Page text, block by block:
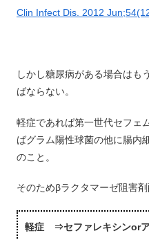
Clin Infect Dis. 2012
しかし糖尿病がある場合はも
ばならない。
軽症であれば第一世代セフェ
ばグラム陽性球菌の他に腸内
のこと。
そのためβラクタマーゼ阻害
軽症 ⇒セファレキシンorア